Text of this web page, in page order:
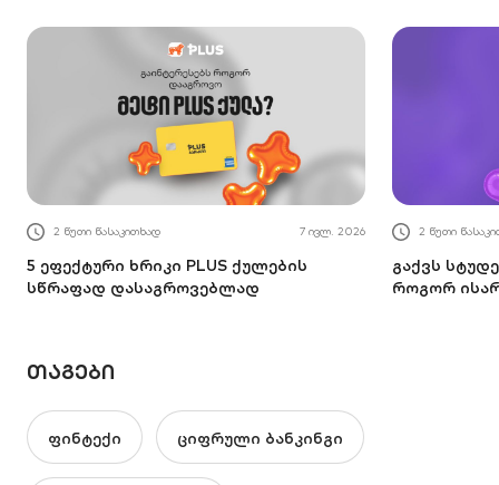
2 წუთი წასაკითხად 7 ივლ. 2026
5 ეფექტური ხრიკი PLUS ქულების
სწრაფად დასაგროვებლად
2 წუთი
გაქვს
როგორ
ᲗᲐᲒᲔᲑᲘ
ფინტექი ციფრული ბანკინგი